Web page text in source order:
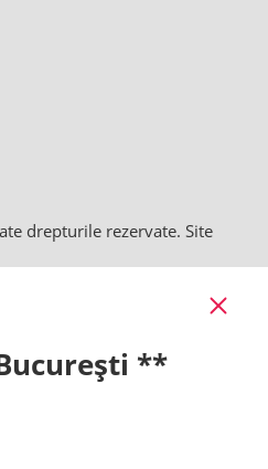
drepturile rezervate. Site
**